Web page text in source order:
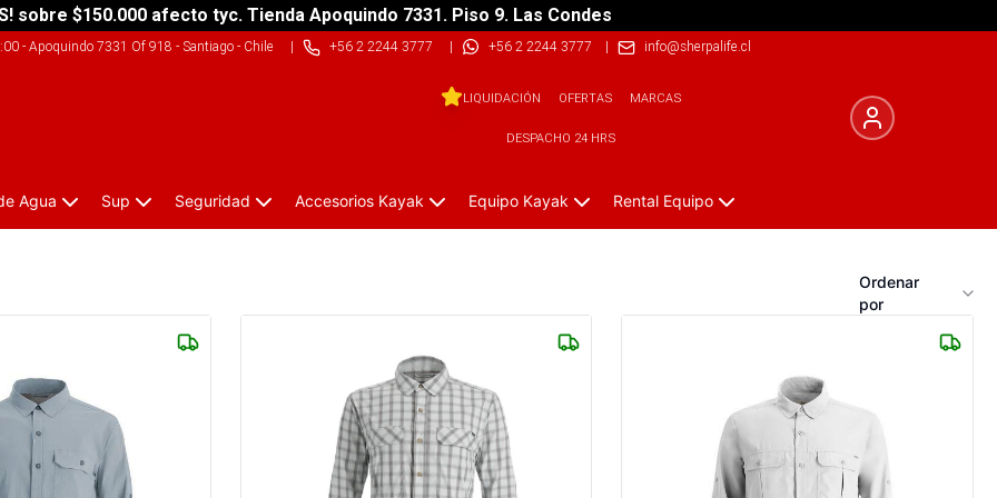
sobre $150.000 afecto tyc. Tienda Apoquindo 7331. Piso 9. Las Condes
- Apoquindo 7331 Of 918 - Santiago - Chile| +56 2 2244 3777 | +56 2 2244 3777 | info@sherpalife.cl
LIQUIDACIÓN OFERTAS MARCAS
DESPACHO 24 HRS
Agua Sup Seguridad Accesorios Kayak Equipo Kayak Rental Equipo
Ordenar
por